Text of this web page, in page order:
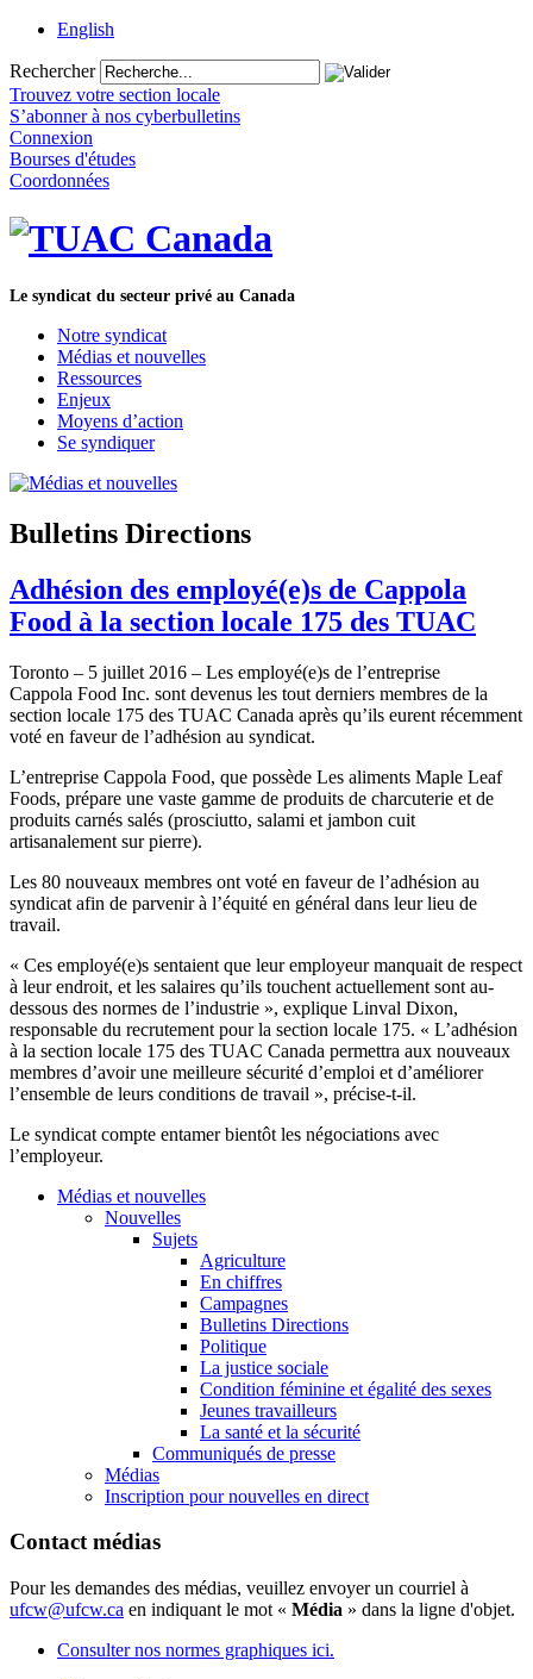
English
Rechercher
Trouvez votre section locale
S’abonner à nos cyberbulletins
Connexion
Bourses d'études
Coordonnées
Le syndicat du secteur privé au Canada
Notre syndicat
Médias et nouvelles
Ressources
Enjeux
Moyens d’action
Se syndiquer
Bulletins Directions
Adhésion des employé(e)s de Cappola
Food à la section locale 175 des TUAC
Toronto – 5 juillet 2016 – Les employé(e)s de l’entreprise
Cappola Food Inc. sont devenus les tout derniers membres de la
section locale 175 des TUAC Canada après qu’ils eurent récemment
voté en faveur de l’adhésion au syndicat.
L’entreprise Cappola Food, que possède Les aliments Maple Leaf
Foods, prépare une vaste gamme de produits de charcuterie et de
produits carnés salés (prosciutto, salami et jambon cuit
artisanalement sur pierre).
Les 80 nouveaux membres ont voté en faveur de l’adhésion au
syndicat afin de parvenir à l’équité en général dans leur lieu de
travail.
« Ces employé(e)s sentaient que leur employeur manquait de respect
à leur endroit, et les salaires qu’ils touchent actuellement sont au-
dessous des normes de l’industrie », explique Linval Dixon,
responsable du recrutement pour la section locale 175. « L’adhésion
à la section locale 175 des TUAC Canada permettra aux nouveaux
membres d’avoir une meilleure sécurité d’emploi et d’améliorer
l’ensemble de leurs conditions de travail », précise-t-il.
Le syndicat compte entamer bientôt les négociations avec
l’employeur.
Médias et nouvelles
Nouvelles
Sujets
Agriculture
En chiffres
Campagnes
Bulletins Directions
Politique
La justice sociale
Condition féminine et égalité des sexes
Jeunes travailleurs
La santé et la sécurité
Communiqués de presse
Médias
Inscription pour nouvelles en direct
Contact médias
Pour les demandes des médias, veuillez envoyer un courriel à
ufcw@ufcw.ca en indiquant le mot « Média » dans la ligne d'objet.
Consulter nos normes graphiques ici.